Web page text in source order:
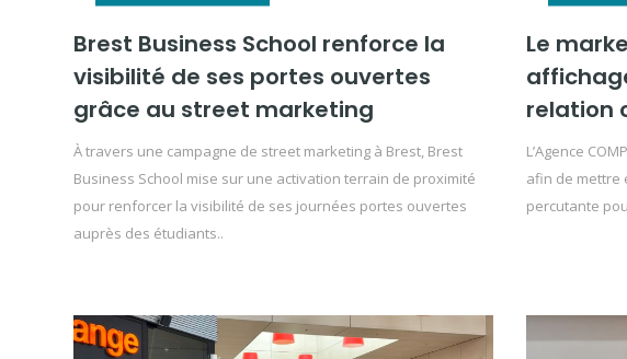
Brest Business School renforce la
visibilité de ses portes ouvertes
grâce au street marketing
À travers une campagne de street marketing à Brest, Brest
Business School mise sur une activation terrain de proximité
pour renforcer la visibilité de ses journées portes ouvertes
auprès des étudiants..
Le
relation
L’Agence
afin de mettre
percutante